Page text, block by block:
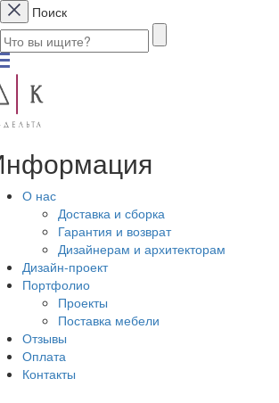
Поиск
О нас
Доставка и сборка
Гарантия и возврат
Дизайнерам и архитекторам
Дизайн-проект
Портфолио
Проекты
Поставка мебели
Отзывы
Оплата
Контакты